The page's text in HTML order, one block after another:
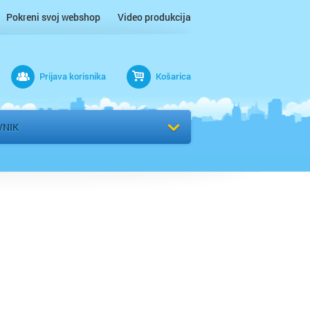
Pokreni svoj webshop Video produkcija
Prijava korisnika Košarica